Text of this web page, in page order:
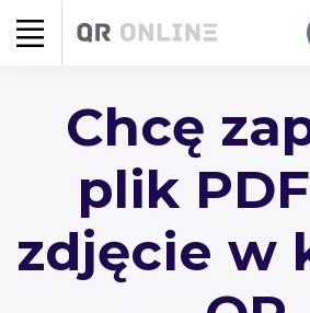
Chcę
plik
zdjęcie w